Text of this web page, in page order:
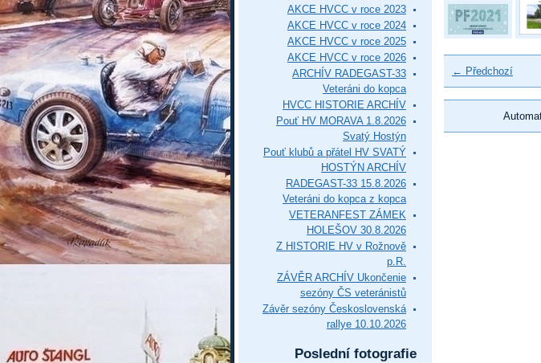
← Předchozí
AKCE HVCC v roce 2023
AKCE HVCC v roce 2024
AKCE HVCC v roce 2025
AKCE HVCC v roce 2026
ARCHÍV RADEGAST-33
Veteráni do kopca
HVCC HISTORIE ARCHÍV
Pouť HV MORAVA 1.8.2026
Svatý Hostýn
Pouť klubů a přátel HV SVATÝ
HOSTÝN ARCHÍV
RADEGAST-33 15.8.2026
Veteráni do kopca z kopca
VETERANFEST ZÁMEK
HOLEŠOV 30.8.2026
Z HISTORIE HV v Rožnově
p.R.
ZÁVĚR ARCHÍV Ukončenie
sezóny ČS veteránistů
Závěr sezóny Československá
rallye 10.10.2026
Poslední fotografie